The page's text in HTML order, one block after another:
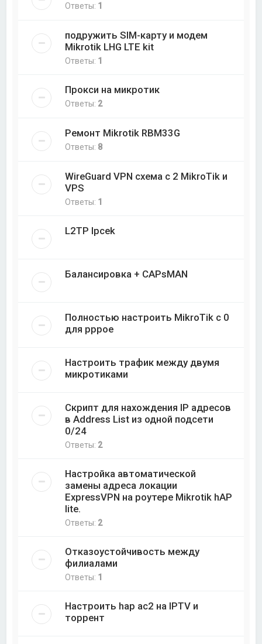
Ответы: 1
подружить SIM-карту и модем
Mikrotik LHG LTE kit
Ответы: 1
Прокси на микротик
Ответы: 2
Ремонт Mikrotik RBM33G
Ответы: 8
WireGuard VPN схема с 2 MikroTik и
VPS
Ответы: 1
L2TP Ipcek
Балансировка + CAPsMAN
Полностью настроить MikroTik с 0
для pppoe
Настроить трафик между двумя
микротиками
Скрипт для нахождения IP адресов
в Address List из одной подсети
0/24
Ответы: 2
Настройка автоматической
замены адреса локации
ExpressVPN на роутере Mikrotik hAP
lite.
Ответы: 2
Отказоустойчивость между
филиалами
Ответы: 1
Настроить hap ac2 на IPTV и
торрент